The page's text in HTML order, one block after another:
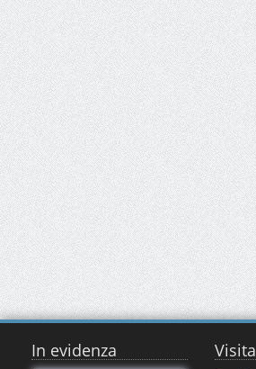
In evidenza Visita